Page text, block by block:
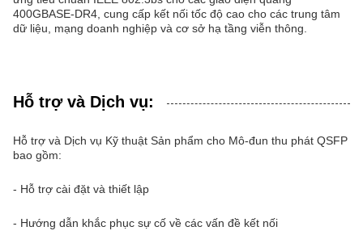
400GBASE-DR4, cung cấp kết nối tốc độ cao cho các trung tâm
dữ liệu, mạng doanh nghiệp và cơ sở hạ tầng viễn thông.
Hỗ trợ và Dịch vụ:
Hỗ trợ và Dịch vụ Kỹ thuật Sản phẩm cho Mô-đun thu phát QSFP
bao gồm:
- Hỗ trợ cài đặt và thiết lập
- Hướng dẫn khắc phục sự cố về các vấn đề kết nối